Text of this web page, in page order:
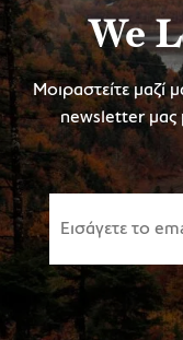
We
Μοιραστείτε μαζί
newsletter μας